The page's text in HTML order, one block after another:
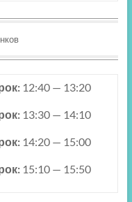
12:40 — 13:20
13:30 — 14:10
14:20 — 15:00
15:10 — 15:50